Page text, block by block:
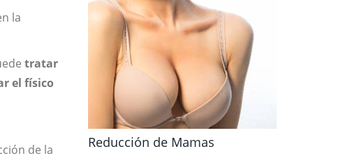
la
tratar
el físico
de la
Reducción de Mamas